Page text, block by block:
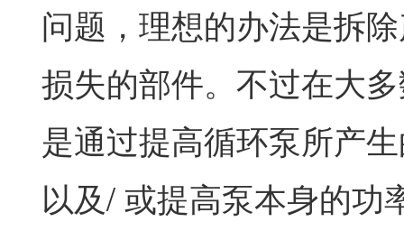
问题，理想的办法是拆
损失的部件。不过在大
是通过提高循环泵所产
以及/ 或提高泵本身的功